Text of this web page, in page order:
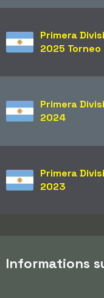
Primera División
2025 Torneo Apertura
Primera División
2024
Primera División
2023
Informations